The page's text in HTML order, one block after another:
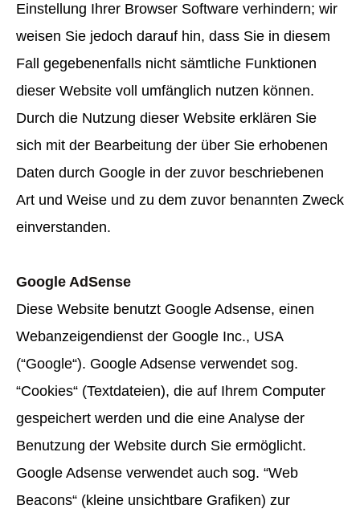
Einstellung Ihrer Browser Software verhindern; wir
weisen Sie jedoch darauf hin, dass Sie in diesem
Fall gegebenenfalls nicht sämtliche Funktionen
dieser Website voll umfänglich nutzen können.
Durch die Nutzung dieser Website erklären Sie
sich mit der Bearbeitung der über Sie erhobenen
Daten durch Google in der zuvor beschriebenen
Art und Weise und zu dem zuvor benannten Zweck
einverstanden.
Google AdSense
Diese Website benutzt Google Adsense, einen
Webanzeigendienst der Google Inc., USA
(“Google“). Google Adsense verwendet sog.
“Cookies“ (Textdateien), die auf Ihrem Computer
gespeichert werden und die eine Analyse der
Benutzung der Website durch Sie ermöglicht.
Google Adsense verwendet auch sog. “Web
Beacons“ (kleine unsichtbare Grafiken) zur